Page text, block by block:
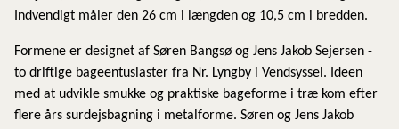
Indvendigt måler den 26 cm i længden og 10,5 cm i bredden.
Formene er designet af Søren Bangsø og Jens Jakob Sejersen -
to driftige bageentusiaster fra Nr. Lyngby i Vendsyssel. Ideen
med at udvikle smukke og praktiske bageforme i træ kom efter
flere års surdejsbagning i metalforme. Søren og Jens Jakob